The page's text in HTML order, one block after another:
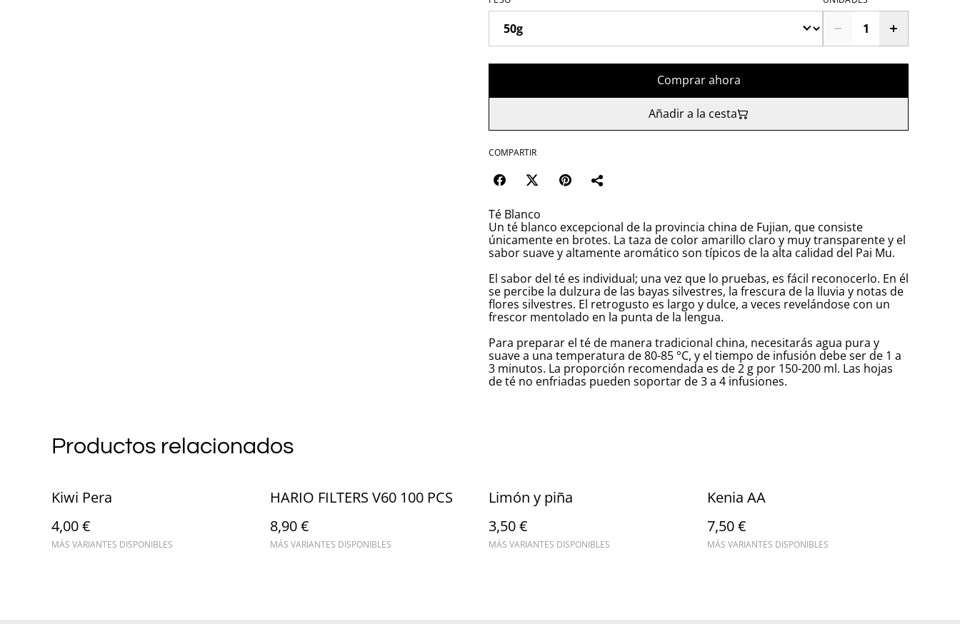
Comprar ahora
Añadir a la cesta
COMPARTIR
Té Blanco
Un té blanco excepcional de la provincia china de Fujian, que consiste
únicamente en brotes. La taza de color amarillo claro y muy transparente y el
sabor suave y altamente aromático son típicos de la alta calidad del Pai Mu.
El sabor del té es individual; una vez que lo pruebas, es fácil reconocerlo. En él
se percibe la dulzura de las bayas silvestres, la frescura de la lluvia y notas de
flores silvestres. El retrogusto es largo y dulce, a veces revelándose con un
frescor mentolado en la punta de la lengua.
Para preparar el té de manera tradicional china, necesitarás agua pura y
suave a una temperatura de 80-85 °C, y el tiempo de infusión debe ser de 1 a
3 minutos. La proporción recomendada es de 2 g por 150-200 ml. Las hojas
de té no enfriadas pueden soportar de 3 a 4 infusiones.
Productos relacionados
Kiwi Pera
4,00 €
MÁS VARIANTES DISPONIBLES
HARIO FILTERS V60 100 PCS
8,90 €
MÁS VARIANTES DISPONIBLES
Limón y piña
3,50 €
MÁS VARIANTES DISPONIBLES
Kenia AA
7,50 €
MÁS VARIANTES DISPONIBLES